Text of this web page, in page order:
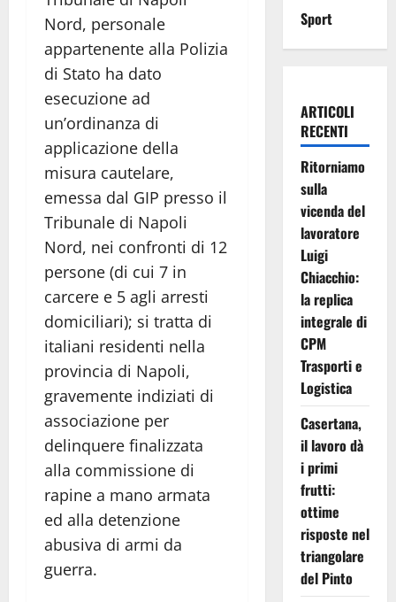
Nord, personale
appartenente alla Polizia
di Stato ha dato
esecuzione ad
un’ordinanza di
applicazione della
misura cautelare,
emessa dal GIP presso il
Tribunale di Napoli
Nord, nei confronti di 12
persone (di cui 7 in
carcere e 5 agli arresti
domiciliari); si tratta di
italiani residenti nella
provincia di Napoli,
gravemente indiziati di
associazione per
delinquere finalizzata
alla commissione di
rapine a mano armata
ed alla detenzione
abusiva di armi da
guerra.
Sport
ARTICOLI
RECENTI
Ritorniamo
sulla
vicenda del
lavoratore
Luigi
Chiacchio:
la replica
integrale di
CPM
Trasporti e
Logistica
Casertana,
il lavoro dà
i primi
frutti:
ottime
risposte nel
triangolare
del Pinto